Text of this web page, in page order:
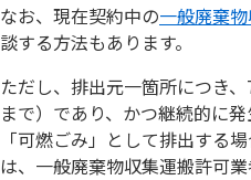
なお、現在契約中の一般廃棄
談する方法もあります。
ただし、排出元一箇所につき
まで）であり、かつ継続的に
「可燃ごみ」として排出する
は、一般廃棄物収集運搬許可